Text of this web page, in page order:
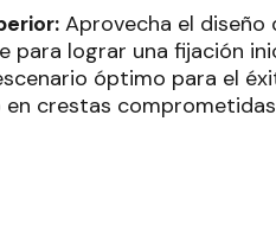
Aprovecha el diseño
para lograr una fijación
óptimo para el
en crestas comprometidas